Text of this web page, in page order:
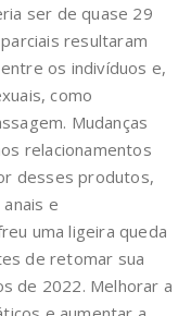
ser de quase 29
resultaram
os indivíduos e,
como
Mudanças
relacionamentos
desses produtos,
e
uma ligeira queda
de retomar sua
de 2022. Melhorar a